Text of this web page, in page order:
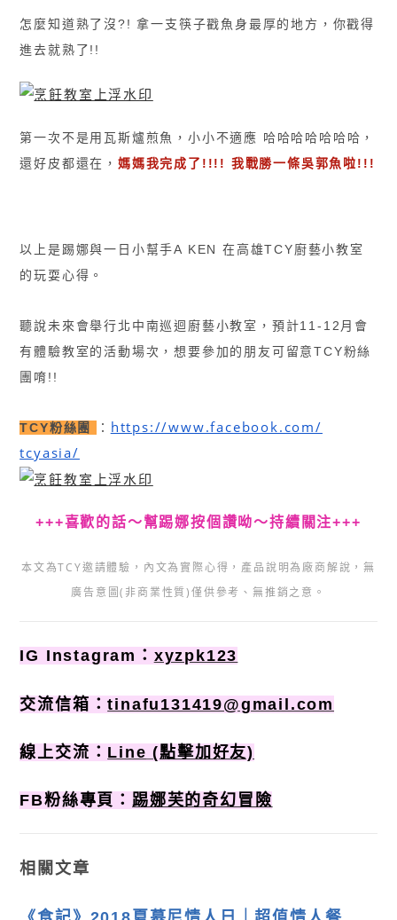
怎麼知道熟了沒?! 拿一支筷子戳魚身最厚的地方，你戳得
進去就熟了!!
第一次不是用瓦斯爐煎魚，小小不適應 哈哈哈哈哈哈哈，
還好皮都還在，媽媽我完成了!!!! 我戰勝一條吳郭魚啦!!!
以上是踢娜與一日小幫手A KEN 在高雄TCY廚藝小教室
的玩耍心得。
聽說未來會舉行北中南巡迴廚藝小教室，預計11-12月會
有體驗教室的活動場次，想要參加的朋友可留意TCY粉絲
團唷!!
TCY粉絲團 ： https://www.facebook.com/
tcyasia/
+++喜歡的話〜幫踢娜按個讚呦〜持續關注+++
本文為TCY邀請體驗，內文為實際心得，產品說明為廠商解說，無
廣告意圖(非商業性質)僅供參考、無推銷之意。
IG Instagram： xyzpk123
交流信箱：tinafu131419@gmail.com
線上交流： Line (點擊加好友)
FB粉絲專頁： 踢娜芙的奇幻冒險
相關文章